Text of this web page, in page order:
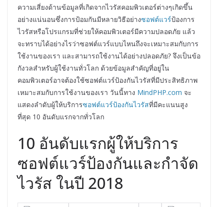
ความเสี่ยงด้านข้อมูลที่เกิดจากไวรัสคอมพิวเตอร์ต่างๆเกิดขึ้น
อย่างแน่นอนซึ่งการป้อมกันมีหลายวิธีอย่างซอฟต์แวร์ป้องการ
ไวรัสหรือโปรแกรมที่ช่วยให้คอมพิวเตอร์มีความปลอดภัย แล้ว
จะทราบได้อย่างไรว่าซอฟต์แวร์แบบไหนถึงจะเหมาะสมกับการ
ใช้งานของเรา และสามารถใช้งานได้อย่างปลอดภัย? จึงเป็นข้อ
กังวลสำหรับผู้ใช้งานทั่วโลก ด้วยข้อมูลสำคัญที่อยู่ใน
คอมพิวเตอร์อาจต้องใช้ซอฟต์แวร์ป้องกันไวรัสที่มีประสิทธิภาพ
เหมาะสมกับการใช้งานของเรา วันนี้ทาง MindPHP.com จะ
แสดงลำดับผู้ให้บริการซอฟต์แวร์ป้องกันไวรัสที่มีคะแนนสูง
ที่สุด 10 อันดับแรกจากทั่วโลก
10 อันดับแรกผู้ให้บริการ
ซอฟต์แวร์ป้องกันและกำจัด
ไวรัส ในปี 2018